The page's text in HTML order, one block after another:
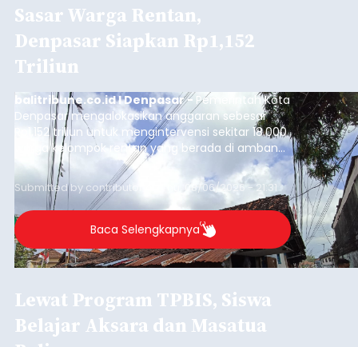
Sasar Warga Rentan,
Denpasar Siapkan Rp1,152
Triliun
balitribune.co.id I Denpasar - Pemerintah Kota
Denpasar mengalokasikan anggaran sebesar
Rp1,152 triliun untuk mengintervensi sekitar 18.000
warga kelompok rentan yang berada di ambang
garis kemiskinan. Langkah strategis ini diambil
guna menjaga masyarakat yang berada pada
kelompok desil 5 dan 6 tersebut agar tidak
merosot ke kategori miskin.
Submitted by contributor Thu, 08/06/2026 - 21:31
Baca Selengkapnya
Lewat Program TPBIS, Siswa
Belajar Aksara dan Masatua